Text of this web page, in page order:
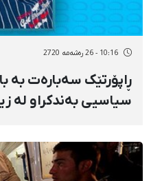
10:16 - 26 رەشەمه 2720
ڕاپۆرتێک سەبارەت بە
سیاسیی بەندکراو لە